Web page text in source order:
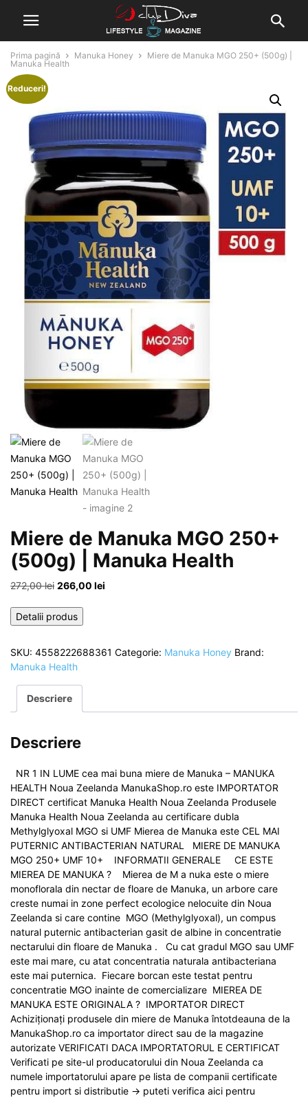
Prima pagină Manuka Honey
Miere de Manuka MGO 250+ (500g) |
Manuka Health
Reduceri!
Miere de Manuka MGO 250+
(500g) | Manuka Health
272,00lei Prețul
a
fost:
266,00 lei
Detalii produs
SKU: 4558222688361 Categorie: Manuka Honey Brand:
Manuka Health
Descriere
Descriere
NR 1 IN LUME cea mai buna miere de Manuka – MANUKA
HEALTH Noua Zeelanda ManukaShop.ro este IMPORTATOR
DIRECT certificat Manuka Health Noua Zeelanda Produsele
Manuka Health Noua Zeelanda au certificare dubla
Methylglyoxal MGO si UMF Mierea de Manuka este CEL MAI
PUTERNIC ANTIBACTERIAN NATURAL MIERE DE MANUKA
MGO 250+ UMF 10+ INFORMATII GENERALE CE ESTE
MIEREA DE MANUKA ? Mierea de M a nuka este o miere
monoflorala din nectar de floare de Manuka, un arbore care
creste numai in zone perfect ecologice nelocuite din Noua
Zeelanda si care contine MGO (Methylglyoxal), un compus
natural puternic antibacterian gasit de albine in concentratie
nectarului din floare de Manuka . Cu cat gradul MGO sau UMF
este mai mare, cu atat concentratia naturala antibacteriana
este mai puternica. Fiecare borcan este testat pentru
concentratie MGO inainte de comercializare MIEREA DE
MANUKA ESTE ORIGINALA ? IMPORTATOR DIRECT
Achiziționați produsele din miere de Manuka întotdeauna de la
ManukaShop.ro ca importator direct sau de la magazine
autorizate VERIFICATI DACA IMPORTATORUL E CERTIFICAT
Verificati pe site-ul producatorului din Noua Zeelanda ca
numele importatorului apare pe lista de companii certificate
pentru import si distributie -> puteti verifica aici pentru